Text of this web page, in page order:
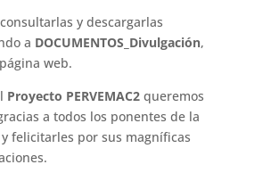
y descargarlas
a DOCUMENTOS_Divulgación,
web.
Proyecto PERVEMAC2queremos
a todos los ponentes de la
y felicitarles por sus magníficas